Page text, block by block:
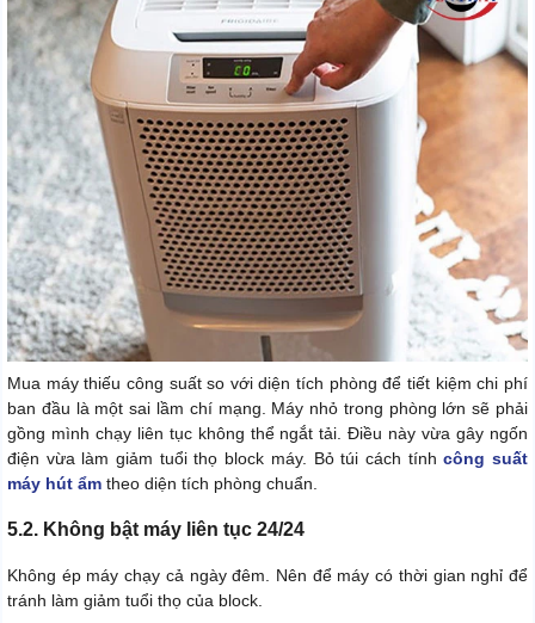
Mua máy thiếu công suất so với diện tích phòng để tiết kiệm chi phí
ban đầu là một sai lầm chí mạng. Máy nhỏ trong phòng lớn sẽ phải
gồng mình chạy liên tục không thể ngắt tải. Điều này vừa gây ngốn
điện vừa làm giảm tuổi thọ block máy. Bỏ túi cách tínhcông suất
máy hút ẩm theo diện tích phòng chuẩn.
5.2. Không bật máy liên tục 24/24
Không ép máy chạy cả ngày đêm. Nên để máy có thời gian nghỉ để
tránh làm giảm tuổi thọ của block.